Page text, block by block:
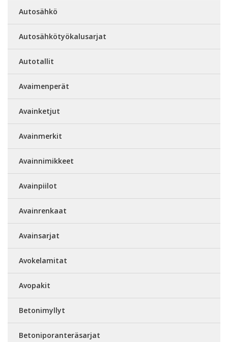
Autosähkö
Autosähkötyökalusarjat
Autotallit
Avaimenperät
Avainketjut
Avainmerkit
Avainnimikkeet
Avainpiilot
Avainrenkaat
Avainsarjat
Avokelamitat
Avopakit
Betonimyllyt
Betoniporanteräsarjat